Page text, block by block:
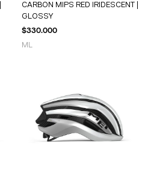
CARBON MIPS RED IRIDESCENT |
GLOSSY
$330.000
M L